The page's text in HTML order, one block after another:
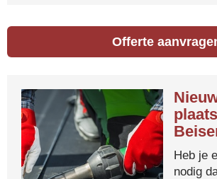
Offerte
Heb je
nodig